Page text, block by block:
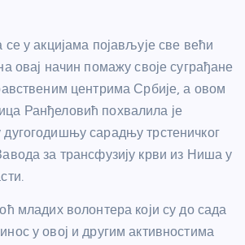
се у акцијама појављује све већи
овај начин помажу своје суграђане
центрима Србије, а овом
Ранђеловић похвалила је
дугогодишњу сарадњу трстеничког
за трансфузију крви из Ниша у
младих волонтера који су до сада
у овој и другим активностима